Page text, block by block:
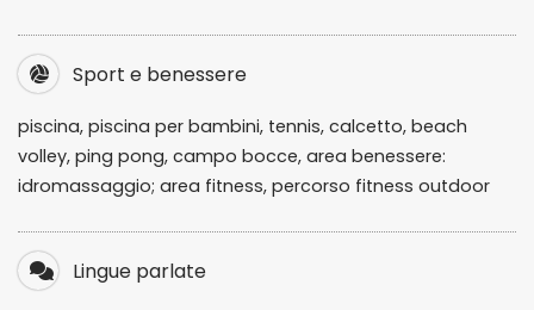
Sport e benessere
piscina, piscina per bambini, tennis, calcetto, beach
volley, ping pong, campo bocce, area benessere:
idromassaggio; area fitness, percorso fitness outdoor
Lingue parlate